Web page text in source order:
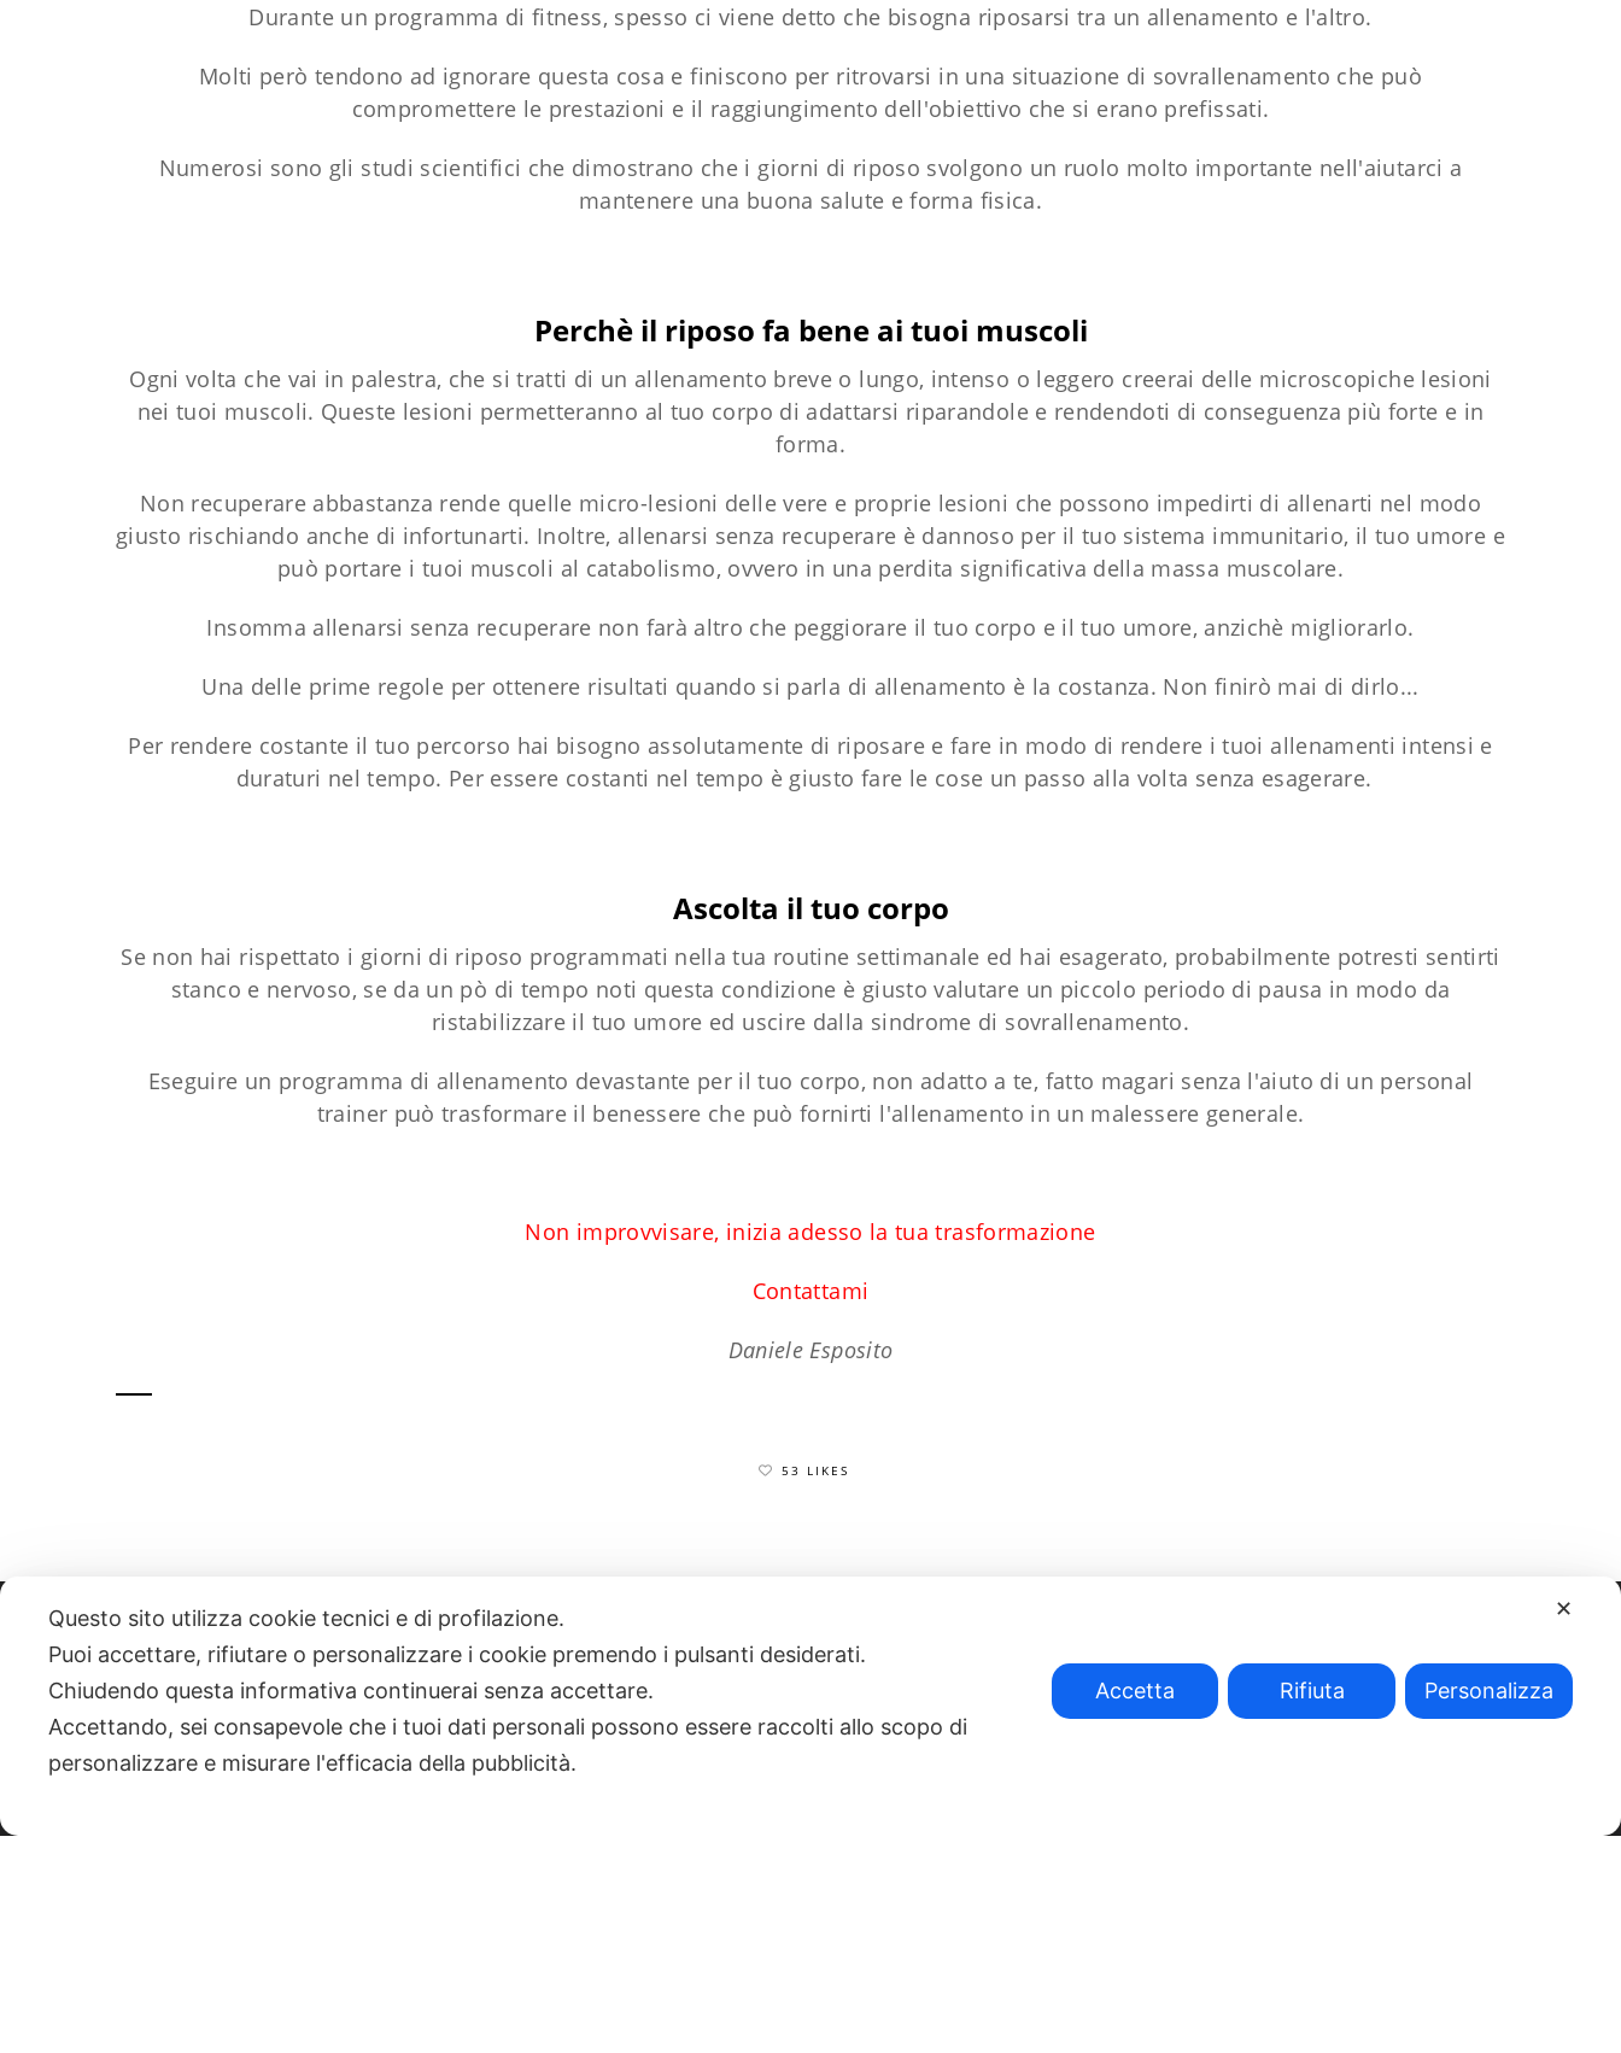
Durante un programma di fitness, spesso ci viene detto che bisogna riposarsi tra un allenamento e l'altro.
Molti però tendono ad ignorare questa cosa e finiscono per ritrovarsi in una situazione di sovrallenamento che può
compromettere le prestazioni e il raggiungimento dell'obiettivo che si erano prefissati.
Numerosi sono gli studi scientifici che dimostrano che i giorni di riposo svolgono un ruolo molto importante nell'aiutarci a
mantenere una buona salute e forma fisica.
Perchè il riposo fa bene ai tuoi muscoli
Ogni volta che vai in palestra, che si tratti di un allenamento breve o lungo, intenso o leggero creerai delle microscopiche lesioni
nei tuoi muscoli. Queste lesioni permetteranno al tuo corpo di adattarsi riparandole e rendendoti di conseguenza più forte e in
forma.
Non recuperare abbastanza rende quelle micro-lesioni delle vere e proprie lesioni che possono impedirti di allenarti nel modo
giusto rischiando anche di infortunarti. Inoltre, allenarsi senza recuperare è dannoso per il tuo sistema immunitario, il tuo umore e
può portare i tuoi muscoli al catabolismo, ovvero in una perdita significativa della massa muscolare.
Insomma allenarsi senza recuperare non farà altro che peggiorare il tuo corpo e il tuo umore, anzichè migliorarlo.
Una delle prime regole per ottenere risultati quando si parla di allenamento è la costanza. Non finirò mai di dirlo...
Per rendere costante il tuo percorso hai bisogno assolutamente di riposare e fare in modo di rendere i tuoi allenamenti intensi e
duraturi nel tempo. Per essere costanti nel tempo è giusto fare le cose un passo alla volta senza esagerare.
Ascolta il tuo corpo
Se non hai rispettato i giorni di riposo programmati nella tua routine settimanale ed hai esagerato, probabilmente potresti sentirti
stanco e nervoso, se da un pò di tempo noti questa condizione è giusto valutare un piccolo periodo di pausa in modo da
ristabilizzare il tuo umore ed uscire dalla sindrome di sovrallenamento.
Eseguire un programma di allenamento devastante per il tuo corpo, non adatto a te, fatto magari senza l'aiuto di un personal
trainer può trasformare il benessere che può fornirti l'allenamento in un malessere generale.
Non improvvisare, inizia adesso la tua trasformazione
Contattami
Daniele Esposito
53 LIKES
| NEWSLETTER
|
✕
Questo sito utilizza cookie tecnici e di profilazione.
Puoi accettare, rifiutare o personalizzare i cookie premendo i pulsanti desiderati.
Chiudendo questa informativa continuerai senza accettare.
Accettando, sei consapevole che i tuoi dati personali possono essere raccolti allo scopo di
personalizzare e misurare l'efficacia della pubblicità.
Accetta Rifiuta Personalizza